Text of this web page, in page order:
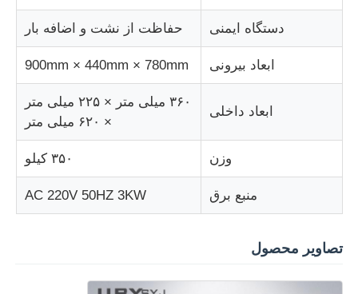
دستگاه ایمنی حفاظت از نشت و اضافه بار
ابعاد بیرونی 900mm × 440mm × 780mm
ابعاد داخلی
۳۶۰ میلی متر × ۲۲۵ میلی متر
× ۶۲۰ میلی متر
وزن ۳۵۰ کیلو
منبع برق AC 220V 50HZ 3KW
تصاویر محصول